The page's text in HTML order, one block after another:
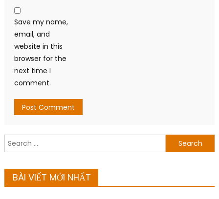
Save my name,
email, and
website in this
browser for the
next time I
comment.
Search
for:
BÀI VIẾT MỚI NHẤT